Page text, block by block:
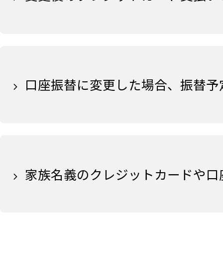
口座振替に変更した場合、振替
家族名義のクレジットカードや